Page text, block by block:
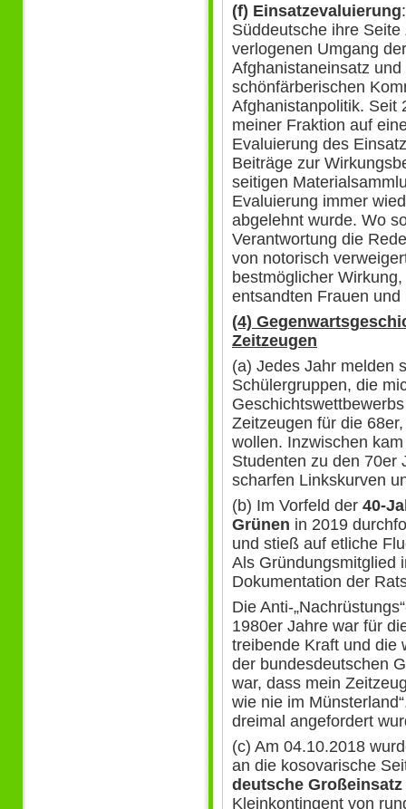
(f) Einsatzevaluierung
Süddeutsche ihre
verlogenen Umgang
Afghanistaneinsatz
schönfärberischen
Afghanistanpolitik. Seit
meiner Fraktion auf
Evaluierung des
Beiträge zur
seitigen
Evaluierung immer
abgelehnt wurde. Wo
Verantwortung die
von notorisch
bestmöglicher
entsandten Frauen
(4)
Zeitzeugen
(a) Jedes Jahr melden
Schülergruppen, die
Zeitzeugen für die
wollen. Inzwischen
Studenten zu den 70er
scharfen Linkskurven
(b) Im Vorfeld der 40-
Grünen in 2019
und stieß auf etliche
Als Gründungsmitglied
Dokumentation der
Die Anti-
1980er Jahre war für
treibende Kraft und die
der bundesdeutschen
war, dass mein
wie nie im
dreimal angefordert
(c) Am 04.10.2018
an die kosovarische
deutsche
Kleinkontingent von